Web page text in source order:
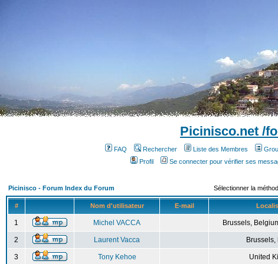
Picinisco.net /
FAQ Rechercher Liste des Membres
Profil
Se connecter pour vérifier ses
Picinisco - Forum Index du Forum Sélectionner la
# Nom d'utilisateur E-mail
1 Michel VACCA Brussels,
2 Laurent Vacca
3 Tony Kehoe United